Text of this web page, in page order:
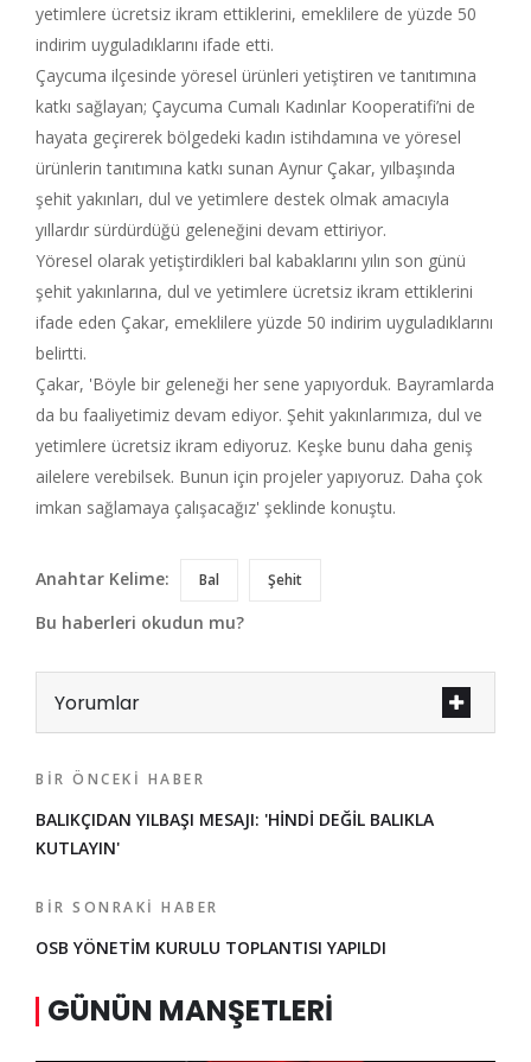
yetimlere ücretsiz ikram ettiklerini, emeklilere de yüzde 50
indirim uyguladıklarını ifade etti.
Çaycuma ilçesinde yöresel ürünleri yetiştiren ve tanıtımına
katkı sağlayan; Çaycuma Cumalı Kadınlar Kooperatifi’ni de
hayata geçirerek bölgedeki kadın istihdamına ve yöresel
ürünlerin tanıtımına katkı sunan Aynur Çakar, yılbaşında
şehit yakınları, dul ve yetimlere destek olmak amacıyla
yıllardır sürdürdüğü geleneğini devam ettiriyor.
Yöresel olarak yetiştirdikleri bal kabaklarını yılın son günü
şehit yakınlarına, dul ve yetimlere ücretsiz ikram ettiklerini
ifade eden Çakar, emeklilere yüzde 50 indirim uyguladıklarını
belirtti.
Çakar, 'Böyle bir geleneği her sene yapıyorduk. Bayramlarda
da bu faaliyetimiz devam ediyor. Şehit yakınlarımıza, dul ve
yetimlere ücretsiz ikram ediyoruz. Keşke bunu daha geniş
ailelere verebilsek. Bunun için projeler yapıyoruz. Daha çok
imkan sağlamaya çalışacağız' şeklinde konuştu.
Anahtar Kelime: Bal Şehit
Bu haberleri okudun mu?
Yorumlar
BIR ÖNCEKI HABER
BALIKÇIDAN YILBAŞI MESAJI: 'HİNDİ DEĞİL BALIKLA
KUTLAYIN'
BIR SONRAKI HABER
OSB YÖNETİM KURULU TOPLANTISI YAPILDI
GÜNÜN MANŞETLERI